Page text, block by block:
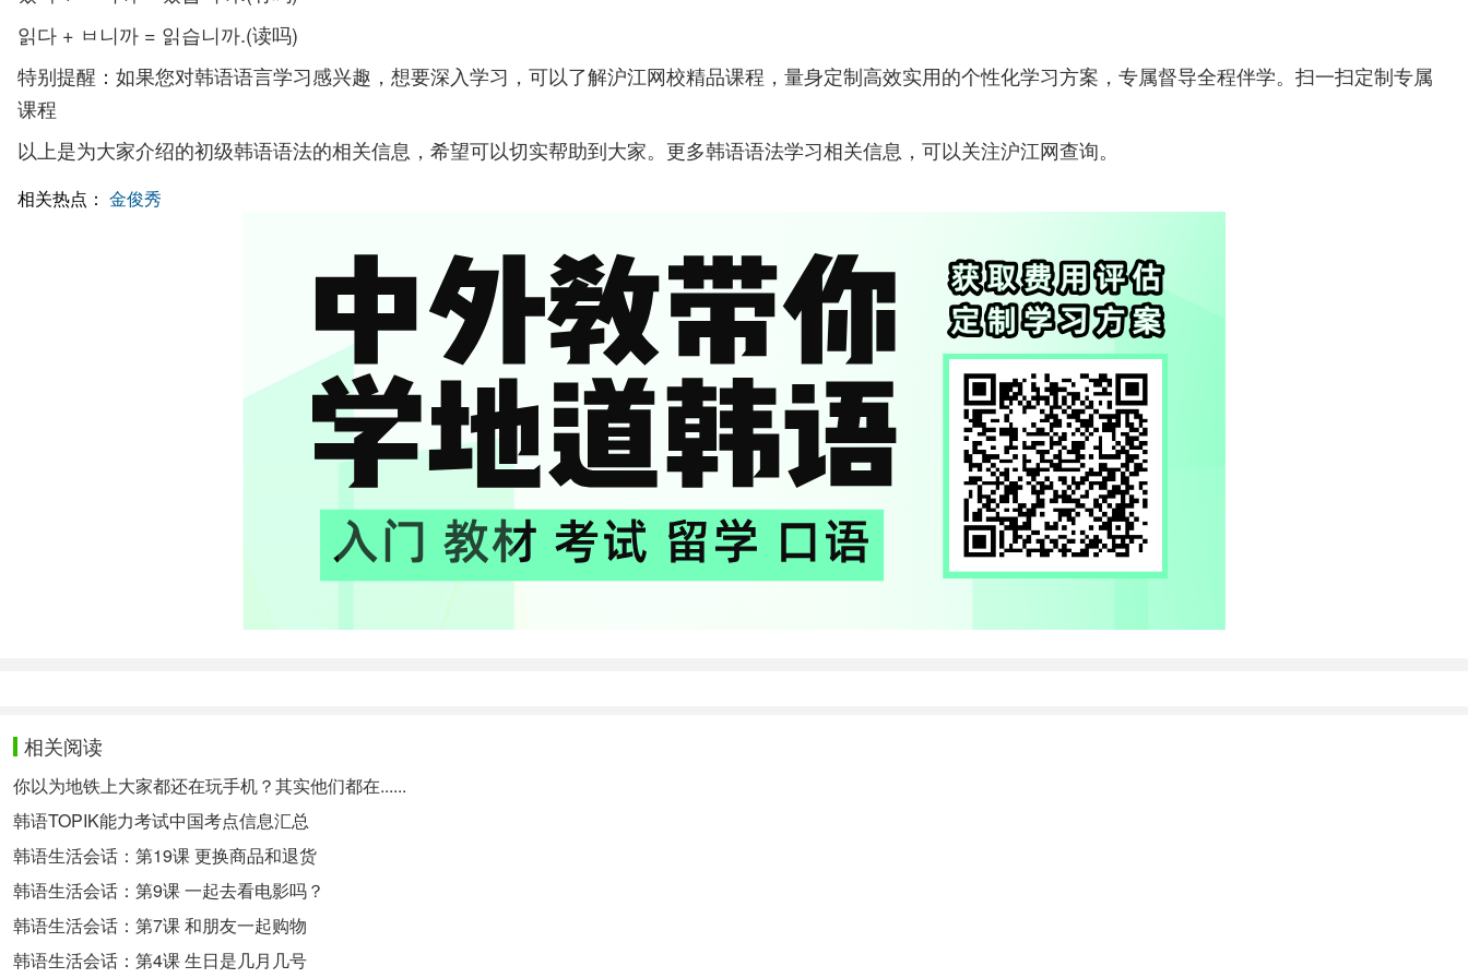
읽다 + ㅂ니까 = 읽습니까.(读吗)
特别提醒：如果您对韩语语言学习感兴趣，想要深入学习，可以了解沪江网校精品课程，量身定制高效实用的个性化学习方案，专属督导全程伴学。扫一扫定制专属
课程
以上是为大家介绍的初级韩语语法的相关信息，希望可以切实帮助到大家。更多韩语语法学习相关信息，可以关注沪江网查询。
相关热点： 金俊秀
相关阅读
你以为地铁上大家都还在玩手机？其实他们都在......
韩语TOPIK能力考试中国考点信息汇总
韩语生活会话：第19课 更换商品和退货
韩语生活会话：第9课 一起去看电影吗？
韩语生活会话：第7课 和朋友一起购物
韩语生活会话：第4课 生日是几月几号